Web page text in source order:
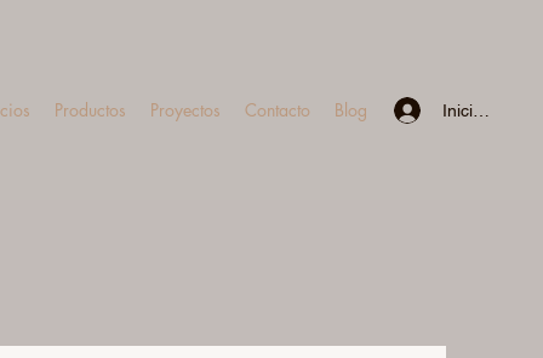
Productos Proyectos Contacto Blog Iniciar sesión